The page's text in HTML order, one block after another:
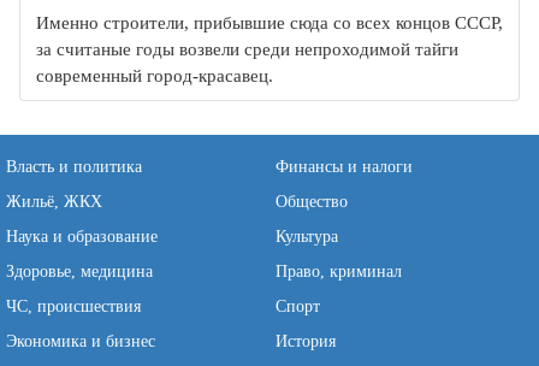
Именно строители, прибывшие сюда со всех концов СССР,
за считаные годы возвели среди непроходимой тайги
современный город-красавец.
Власть и политика
Финансы и налоги
Жильё, ЖКХ
Общество
Наука и образование
Культура
Здоровье, медицина
Право, криминал
ЧС, происшествия
Спорт
Экономика и бизнес
История